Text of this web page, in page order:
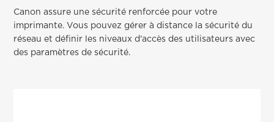
Canon assure une sécurité renforcée pour votre
imprimante. Vous pouvez gérer à distance la sécurité du
réseau et définir les niveaux d'accès des utilisateurs avec
des paramètres de sécurité.